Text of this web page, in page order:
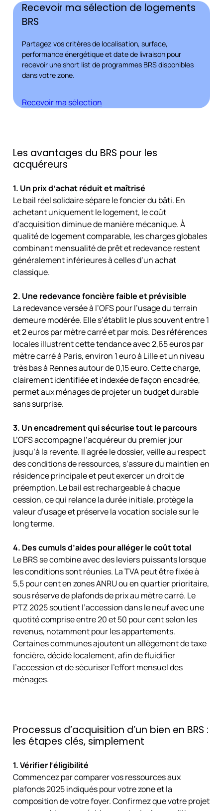
Recevoir ma sélection de logements
BRS
Partagez vos critères de localisation, surface,
performance énergétique et date de livraison pour
recevoir une short list de programmes BRS disponibles
dans votre zone.
Recevoir ma sélection
Les avantages du BRS pour les
acquéreurs
1. Un prix d’achat réduit et maîtrisé
Le bail réel solidaire sépare le foncier du bâti. En
achetant uniquement le logement, le coût
d’acquisition diminue de manière mécanique. À
qualité de logement comparable, les charges globales
combinant mensualité de prêt et redevance restent
généralement inférieures à celles d’un achat
classique.
2. Une redevance foncière faible et prévisible
La redevance versée à l’OFS pour l’usage du terrain
demeure modérée. Elle s’établit le plus souvent entre 1
et 2 euros par mètre carré et par mois. Des références
locales illustrent cette tendance avec 2,65 euros par
mètre carré à Paris, environ 1 euro à Lille et un niveau
très bas à Rennes autour de 0,15 euro. Cette charge,
clairement identifiée et indexée de façon encadrée,
permet aux ménages de projeter un budget durable
sans surprise.
3. Un encadrement qui sécurise tout le parcours
L’OFS accompagne l’acquéreur du premier jour
jusqu’à la revente. Il agrée le dossier, veille au respect
des conditions de ressources, s’assure du maintien en
résidence principale et peut exercer un droit de
préemption. Le bail est rechargeable à chaque
cession, ce qui relance la durée initiale, protège la
valeur d’usage et préserve la vocation sociale sur le
long terme.
4. Des cumuls d’aides pour alléger le coût total
Le BRS se combine avec des leviers puissants lorsque
les conditions sont réunies. La TVA peut être fixée à
5,5 pour cent en zones ANRU ou en quartier prioritaire,
sous réserve de plafonds de prix au mètre carré. Le
PTZ 2025 soutient l’accession dans le neuf avec une
quotité comprise entre 20 et 50 pour cent selon les
revenus, notamment pour les appartements.
Certaines communes ajoutent un allègement de taxe
foncière, décidé localement, afin de fluidifier
l’accession et de sécuriser l’effort mensuel des
ménages.
Processus d’acquisition d’un bien en BRS :
les étapes clés, simplement
1. Vérifier l’éligibilité
Commencez par comparer vos ressources aux
plafonds 2025 indiqués pour votre zone et la
composition de votre foyer. Confirmez que votre projet